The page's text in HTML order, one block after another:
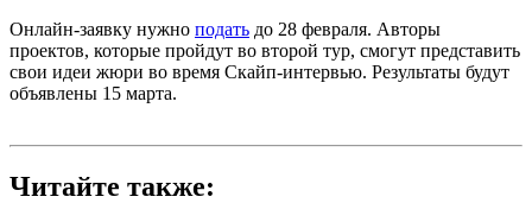
Онлайн-заявку нужно подать до 28 февраля. Авторы
проектов, которые пройдут во второй тур, смогут представить
свои идеи жюри во время Скайп-интервью. Результаты будут
объявлены 15 марта.
Читайте также: